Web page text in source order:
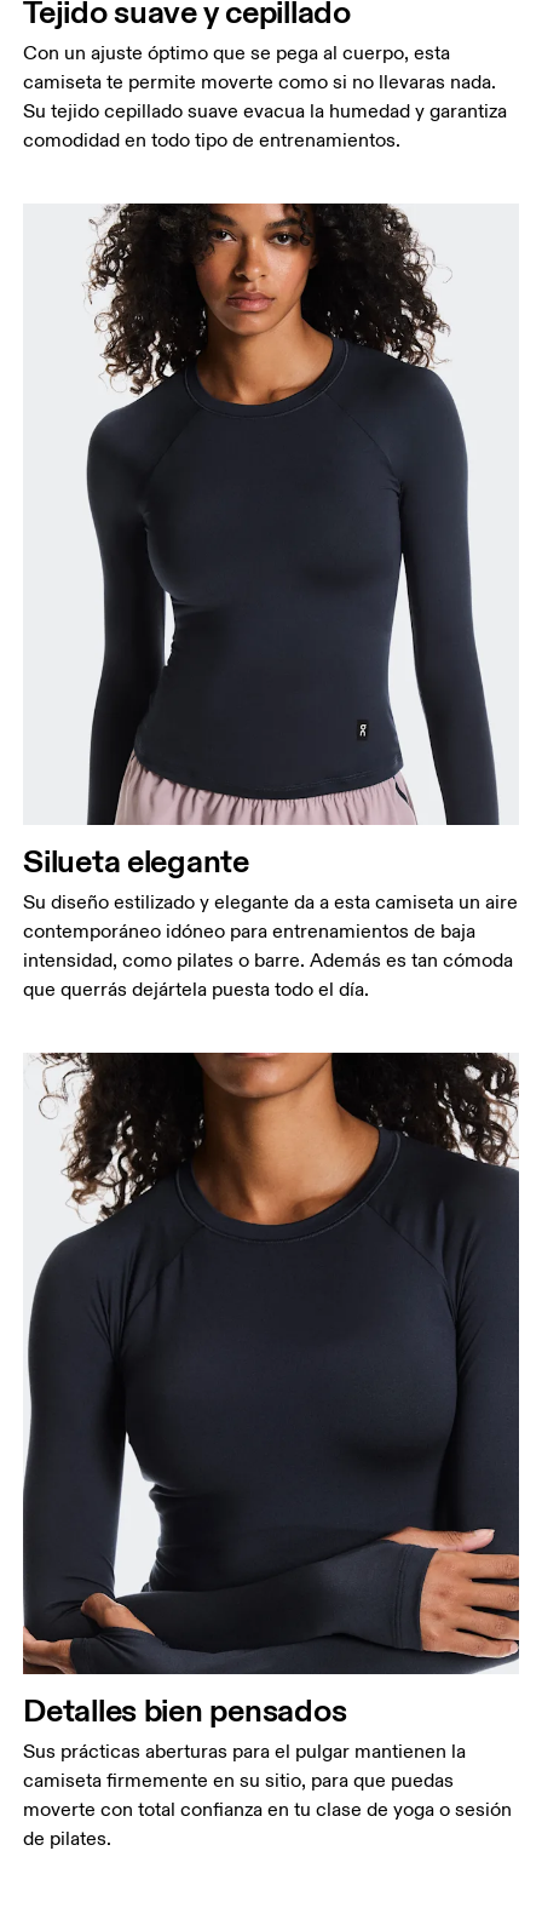
Mide el contorno de la parte más estrecha de la
Cadera
Mide el contorno de la parte más ancha de las
caderas.
Tejido suave y cepillado
Con un ajuste óptimo que se pega al cuerpo, esta
camiseta te permite moverte como si no llevaras nada.
Su tejido cepillado suave evacua la humedad y garantiza
comodidad en todo tipo de entrenamientos.
Silueta elegante
Su diseño estilizado y elegante da a esta camiseta un aire
contemporáneo idóneo para entrenamientos de baja
intensidad, como pilates o barre. Además es tan cómoda
que querrás dejártela puesta todo el día.
Detalles bien pensados
Sus prácticas aberturas para el pulgar mantienen la
camiseta firmemente en su sitio, para que puedas
moverte con total confianza en tu clase de yoga o sesión
de pilates.